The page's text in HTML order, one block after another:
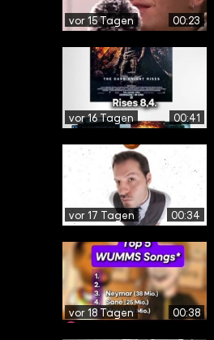
vor 15 Tagen 00:23
vor 16 Tagen 00:41
vor 17 Tagen 00:34
vor 18 Tagen 00:38